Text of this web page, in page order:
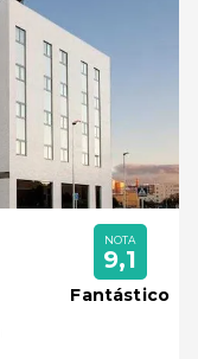
NOTA
9,1
Fantástico